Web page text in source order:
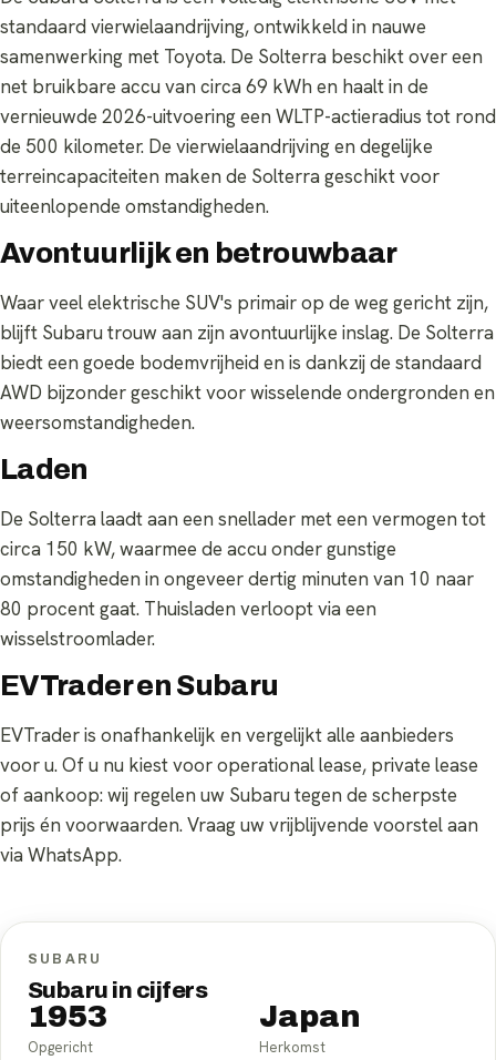
standaard vierwielaandrijving, ontwikkeld in nauwe
samenwerking met Toyota. De Solterra beschikt over een
net bruikbare accu van circa 69 kWh en haalt in de
vernieuwde 2026-uitvoering een WLTP-actieradius tot rond
de 500 kilometer. De vierwielaandrijving en degelijke
terreincapaciteiten maken de Solterra geschikt voor
uiteenlopende omstandigheden.
Avontuurlijk en betrouwbaar
Waar veel elektrische SUV's primair op de weg gericht zijn,
blijft Subaru trouw aan zijn avontuurlijke inslag. De Solterra
biedt een goede bodemvrijheid en is dankzij de standaard
AWD bijzonder geschikt voor wisselende ondergronden en
weersomstandigheden.
Laden
De Solterra laadt aan een snellader met een vermogen tot
circa 150 kW, waarmee de accu onder gunstige
omstandigheden in ongeveer dertig minuten van 10 naar
80 procent gaat. Thuisladen verloopt via een
wisselstroomlader.
EVTrader en Subaru
EVTrader is onafhankelijk en vergelijkt alle aanbieders
voor u. Of u nu kiest voor operational lease, private lease
of aankoop: wij regelen uw Subaru tegen de scherpste
prijs én voorwaarden. Vraag uw vrijblijvende voorstel aan
via WhatsApp.
SUBARU
Subaru in cijfers
1953
Opgericht
Japan
Herkomst